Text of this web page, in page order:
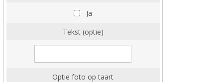
Ja
Tekst (optie)
Optie foto op taart